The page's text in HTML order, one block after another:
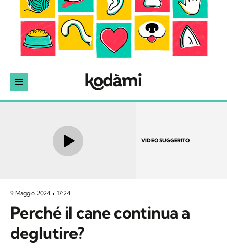
VIDEO SUGGERITO
9 Maggio 2024 17:24
Perché il cane continua a
deglutire?